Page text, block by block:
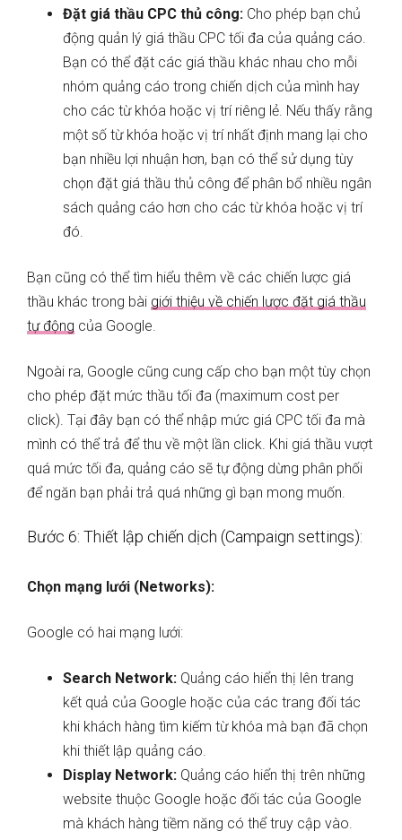
Đặt giá thầu CPC thủ công: Cho phép bạn chủ
động quản lý giá thầu CPC tối đa của quảng cáo.
Bạn có thể đặt các giá thầu khác nhau cho mỗi
nhóm quảng cáo trong chiến dịch của mình hay
cho các từ khóa hoặc vị trí riêng lẻ. Nếu thấy rằng
một số từ khóa hoặc vị trí nhất định mang lại cho
bạn nhiều lợi nhuận hơn, bạn có thể sử dụng tùy
chọn đặt giá thầu thủ công để phân bổ nhiều ngân
sách quảng cáo hơn cho các từ khóa hoặc vị trí
đó.
Bạn cũng có thể tìm hiểu thêm về các chiến lược giá
thầu khác trong bài giới thiệu về chiến lược đặt giá thầu
tự động của Google.
Ngoài ra, Google cũng cung cấp cho bạn một tùy chọn
cho phép đặt mức thầu tối đa (maximum cost per
click). Tại đây bạn có thể nhập mức giá CPC tối đa mà
mình có thể trả để thu về một lần click. Khi giá thầu vượt
quá mức tối đa, quảng cáo sẽ tự động dừng phân phối
để ngăn bạn phải trả quá những gì bạn mong muốn.
Bước 6: Thiết lập chiến dịch (Campaign settings):
Chọn mạng lưới (Networks):
Google có hai mạng lưới:
Search Network: Quảng cáo hiển thị lên trang
kết quả của Google hoặc của các trang đối tác
khi khách hàng tìm kiếm từ khóa mà bạn đã chọn
khi thiết lập quảng cáo.
Display Network: Quảng cáo hiển thị trên những
website thuộc Google hoặc đối tác của Google
mà khách hàng tiềm năng có thể truy cập vào.